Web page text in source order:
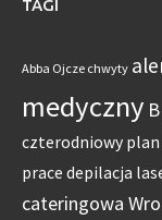
TAGI
Abba Ojcze chwyty
medyczny
czterodniowy
prace depilacja
cateringowa